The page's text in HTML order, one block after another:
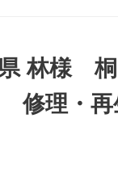
林様
修理・再